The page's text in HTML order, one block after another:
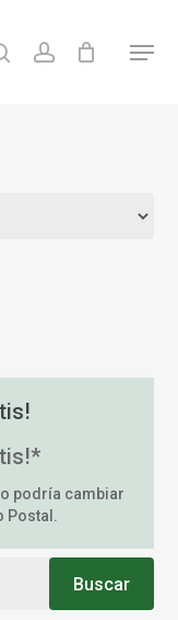
searchaccount Menu
podría cambiar
Postal.
Buscar
Close